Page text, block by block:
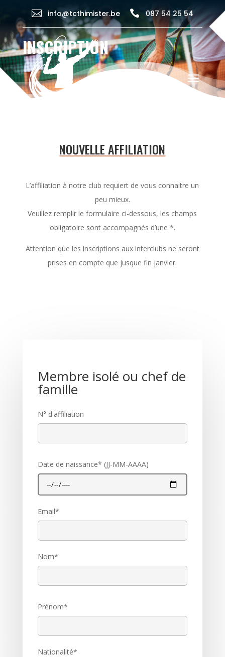
 info@tcthimister.be  087 54 25 54
a
INSCRIPTION
NOUVELLE AFFILIATION
L’affiliation à notre club requiert de vous connaitre un
peu mieux.
Veuillez remplir le formulaire ci-dessous, les champs
obligatoire sont accompagnés d’une *.
Attention que les inscriptions aux interclubs ne seront
prises en compte que jusque fin janvier.
Membre isolé ou chef de
famille
N° d'affiliation
Date de naissance* (JJ-MM-AAAA)
Email*
Nom*
Prénom*
Nationalité*